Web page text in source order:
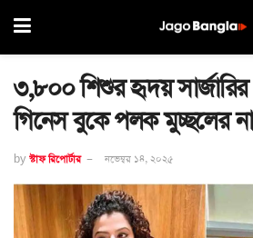
৩,৮০০ শিশুর হৃদয়
গিনেস বুকে পলক মুচ্ছলের
by স্টাফ রিপোর্টার নভেম্বর ১৪, ২০২৫